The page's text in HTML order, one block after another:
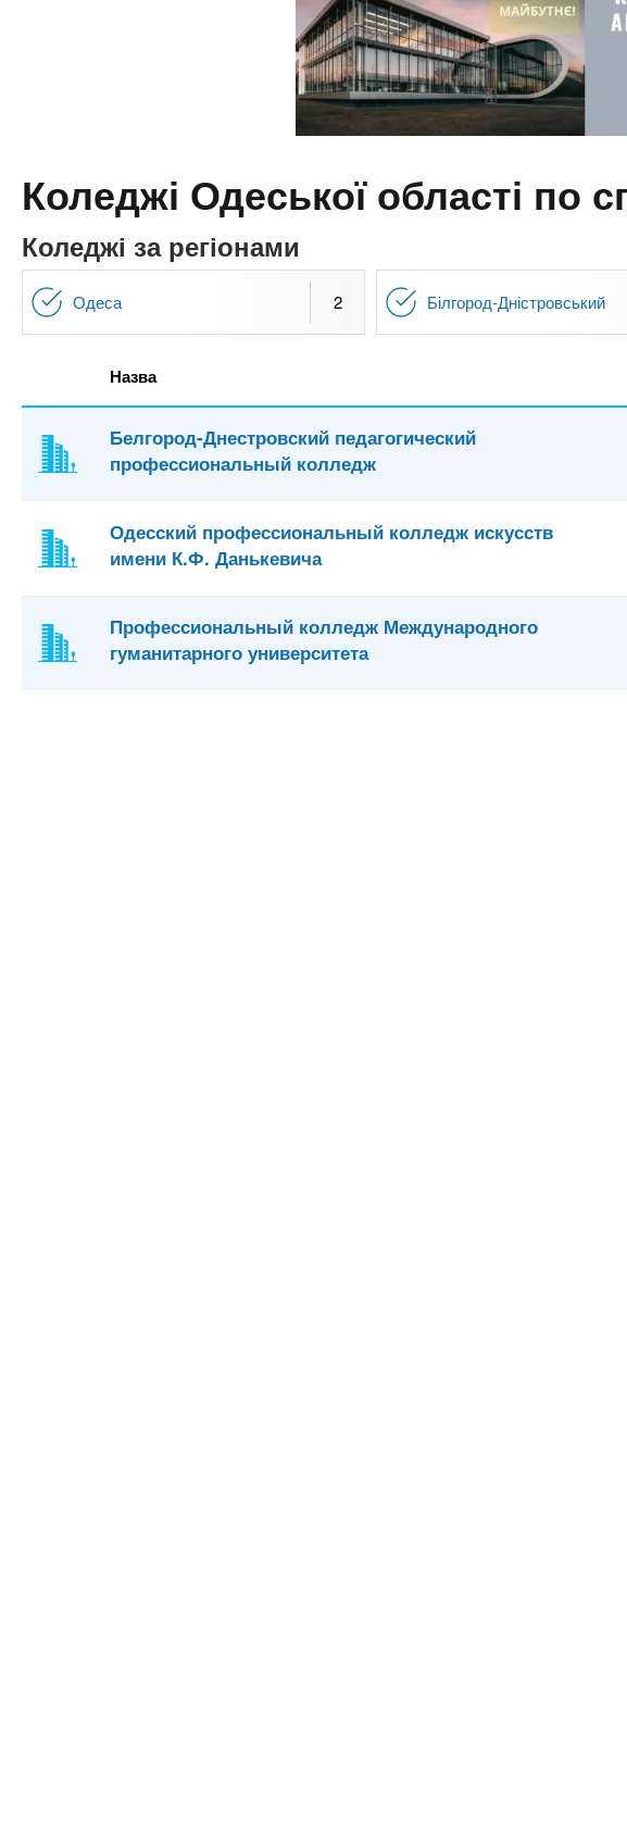
.
i
n
f
o
а
д
і
в
Коледжі Одеської області по
Коледжі за регіонами
Одеса 2 Білгород-Дністровський
Назва
Белгород-Днестровский педагогический
профессиональный колледж
Одесский профессиональный колледж искусств
имени К.Ф. Данькевича
Профессиональный колледж Международного
гуманитарного университета